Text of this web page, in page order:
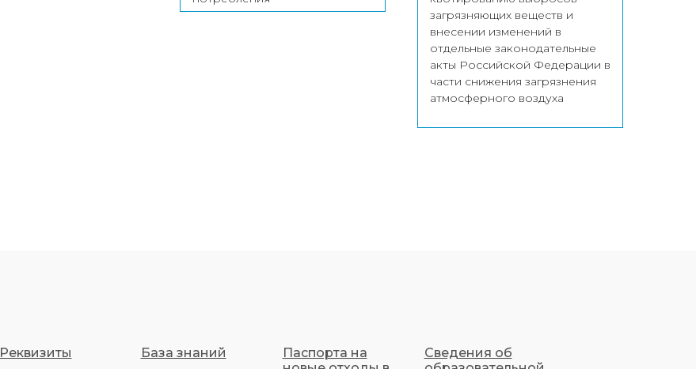
загрязняющих веществ и
внесении изменений в
отдельные законодательные
акты Российской Федерации в
части снижения загрязнения
атмосферного воздуха
Реквизиты База знаний
Паспорта на
Сведения об